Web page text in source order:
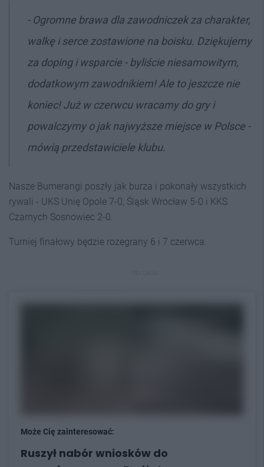
- Ogromne brawa dla zawodniczek za charakter,
walkę i serce zostawione na boisku. Dziękujemy
za doping i wsparcie - byliście niesamowitym,
dodatkowym zawodnikiem! Ale to jeszcze nie
koniec! Już w czerwcu wracamy do gry i
powalczymy o jak najwyższe miejsce w Polsce -
mówią przedstawiciele klubu.
Nasze Bumerangi poszły jak burza i pokonały wszystkich
rywali - UKS Unię Opole 7-0, Śląsk Wrocław 5-0 i KKS
Czarnych Sosnowiec 2-0.
Turniej finałowy będzie rozegrany 6 i 7 czerwca.
Może Cię zainteresować:
Ruszył nabór wniosków do